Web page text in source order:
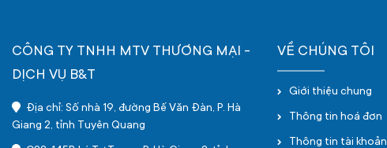
CÔNG TY TNHH MTV THƯƠNG MẠI -
DỊCH VỤ B&T
Địa chỉ: Số nhà 19, đường Bế Văn Đàn, P. Hà
Giang 2, tỉnh Tuyên Quang
VỀ CHÚNG TÔI
Giới thiệu chung
Thông tin hoá đơn
Thông tin tài khoản